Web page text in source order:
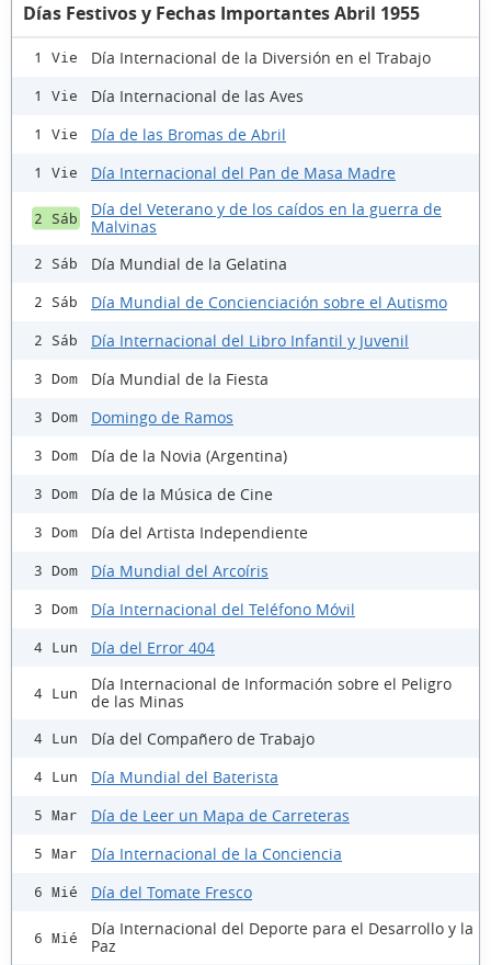
Días Festivos y Fechas Importantes Abril 1955
1 Vie Día Internacional de la Diversión en el Trabajo
1 Vie Día Internacional de las Aves
1 Vie Día de las Bromas de Abril
1 Vie Día Internacional del Pan de Masa Madre
2 Sáb
Día del Veterano y de los caídos en la guerra de
Malvinas
2 Sáb Día Mundial de la Gelatina
2 Sáb Día Mundial de Concienciación sobre el Autismo
2 Sáb Día Internacional del Libro Infantil y Juvenil
3 Dom Día Mundial de la Fiesta
3 Dom Domingo de Ramos
3 Dom Día de la Novia (Argentina)
3 Dom Día de la Música de Cine
3 Dom Día del Artista Independiente
3 Dom Día Mundial del Arcoíris
3 Dom Día Internacional del Teléfono Móvil
4 Lun Día del Error 404
4 Lun
Día Internacional de Información sobre el Peligro
de las Minas
4 Lun Día del Compañero de Trabajo
4 Lun Día Mundial del Baterista
5 Mar Día de Leer un Mapa de Carreteras
5 Mar Día Internacional de la Conciencia
6 Mié Día del Tomate Fresco
6 Mié
Día Internacional del Deporte para el Desarrollo y la
Paz